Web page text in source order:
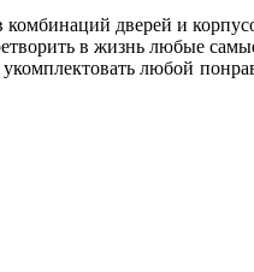
дверей и
в жизнь любые
укомплектовать любой